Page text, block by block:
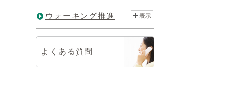
ウォーキング推進 表示
よくある質問